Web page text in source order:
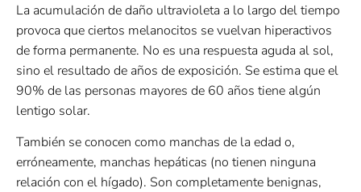
La acumulación de daño ultravioleta a lo largo del tiempo
provoca que ciertos melanocitos se vuelvan hiperactivos
de forma permanente. No es una respuesta aguda al sol,
sino el resultado de años de exposición. Se estima que el
90% de las personas mayores de 60 años tiene algún
lentigo solar.
También se conocen como manchas de la edad o,
erróneamente, manchas hepáticas (no tienen ninguna
relación con el hígado). Son completamente benignas,